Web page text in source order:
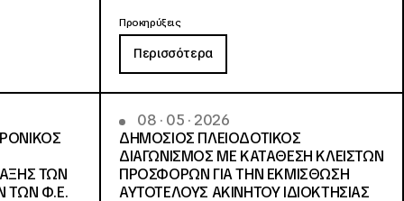
Προκηρύξεις
Περισσότερα
ΤΩΝ
ΤΩΝ Φ.Ε.
08 · 05 · 2026
ΔΗΜΟΣΙΟΣ ΠΛΕΙΟΔΟΤΙΚΟΣ
ΔΙΑΓΩΝΙΣΜΟΣ ΜΕ ΚΑΤΑΘΕΣΗ ΚΛΕΙΣΤΩΝ
ΠΡΟΣΦΟΡΩΝ ΓΙΑ ΤΗΝ ΕΚΜΙΣΘΩΣΗ
ΑΥΤΟΤΕΛΟΥΣ ΑΚΙΝΗΤΟΥ ΙΔΙΟΚΤΗΣΙΑΣ